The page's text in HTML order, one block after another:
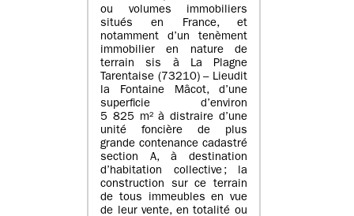
ou volumes immobiliers
situés en France, et
notamment d’un tenèment
immobilier en nature de
terrain sis à La Plagne
Tarentaise (73210) – Lieudit
la Fontaine Mâcot, d’une
superficie d’environ
5 825 m² à distraire d’une
unité foncière de plus
grande contenance cadastré
section A, à destination
d’habitation collective ; la
construction sur ce terrain
de tous immeubles en vue
de leur vente, en totalité ou